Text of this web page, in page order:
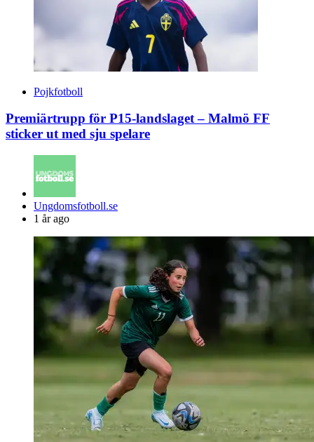
Pojkfotboll
Premiärtrupp för P15-landslaget – Malmö FF
sticker ut med sju spelare
Posted
by
Ungdomsfotboll.se
1 år ago